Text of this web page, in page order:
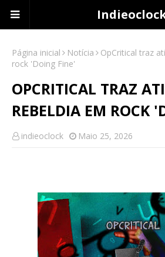
Página inicial Notícia
OpCritical traz
rock 'Doing Fine'
OPCRITICAL TRAZ
REBELDIA EM ROCK
indieoclock Maio 25, 2026